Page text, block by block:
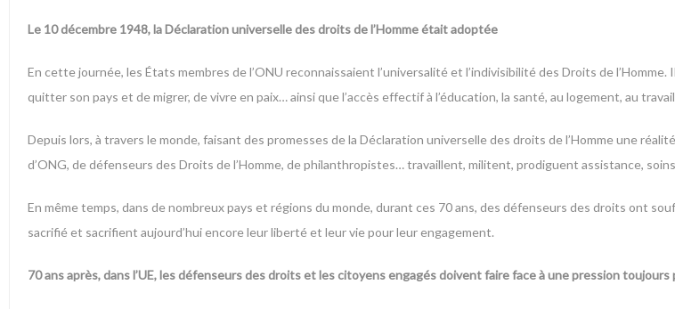
Le 10 décembre 1948, la Déclaration universelle des droits de l’Homme était adoptée
En cette journée, les États membres de l’ONU reconnaissaient l’universalité et l’indivisibilité des Droits de
quitter son pays et de migrer, de vivre en paix… ainsi que l’accès effectif à l’éducation, la santé, au logement, au
Depuis lors, à travers le monde, faisant des promesses de la Déclaration universelle des droits de l’Homme une
d’ONG, de défenseurs des Droits de l’Homme, de philanthropistes… travaillent, militent, prodiguent assistance,
En même temps, dans de nombreux pays et régions du monde, durant ces 70 ans, des défenseurs des droits ont
sacrifié et sacrifient aujourd’hui encore leur liberté et leur vie pour leur engagement.
70 ans après, dans l’UE, les défenseurs des droits et les citoyens engagés doivent faire face à une pression toujours